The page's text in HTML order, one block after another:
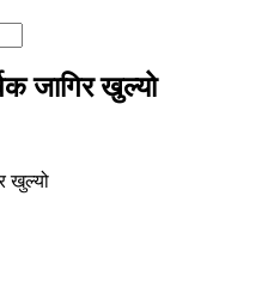
जागिर खुल्यो